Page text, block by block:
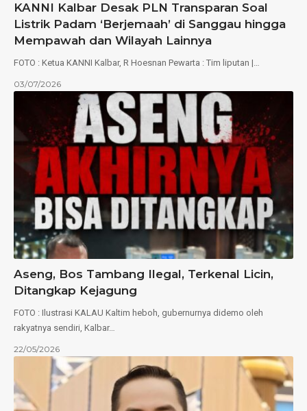
KANNI Kalbar Desak PLN Transparan Soal
Listrik Padam ‘Berjemaah’ di Sanggau hingga
Mempawah dan Wilayah Lainnya
FOTO : Ketua KANNI Kalbar, R Hoesnan Pewarta : Tim liputan |…
03/07/2026
Aseng, Bos Tambang Ilegal, Terkenal Licin,
Ditangkap Kejagung
FOTO : Ilustrasi KALAU Kaltim heboh, gubernurnya didemo oleh
rakyatnya sendiri, Kalbar…
22/05/2026